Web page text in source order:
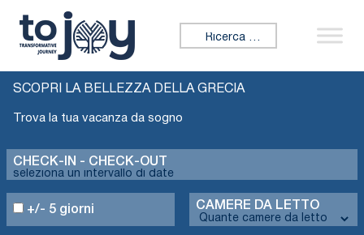
Cercare:
SCOPRI LA BELLEZZA DELLA GRECIA
Trova la tua vacanza da sogno
CHECK-IN - CHECK-OUT
CAMERE DA LETTO
+/- 5 giorni